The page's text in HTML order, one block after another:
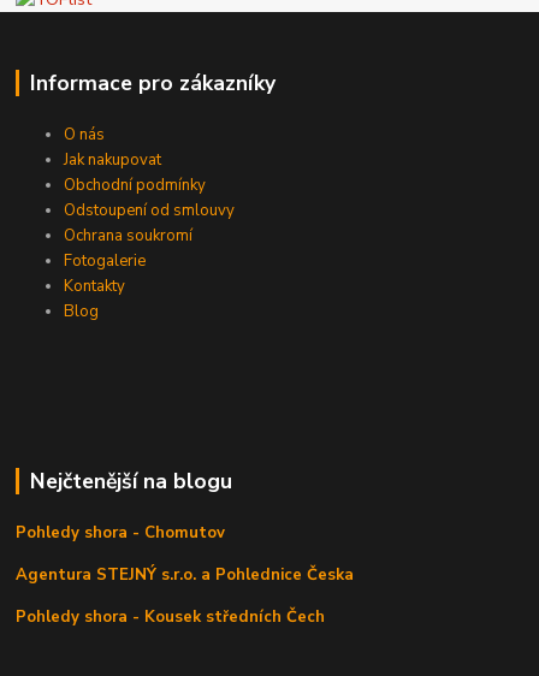
Informace pro zákazníky
O nás
Jak nakupovat
Obchodní podmínky
Odstoupení od smlouvy
Ochrana soukromí
Fotogalerie
Kontakty
Blog
Nejčtenější na blogu
Pohledy shora - Chomutov
Agentura STEJNÝ s.r.o. a Pohlednice Česka
Pohledy shora - Kousek středních Čech